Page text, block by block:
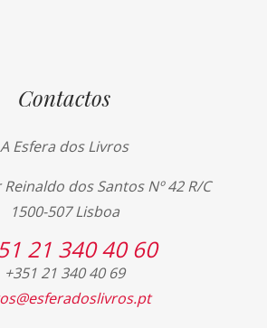
Contactos
A Esfera dos Livros
dos Santos Nº 42 R/C
1500-507 Lisboa
21 340 40 60
+351 21 340 40 69